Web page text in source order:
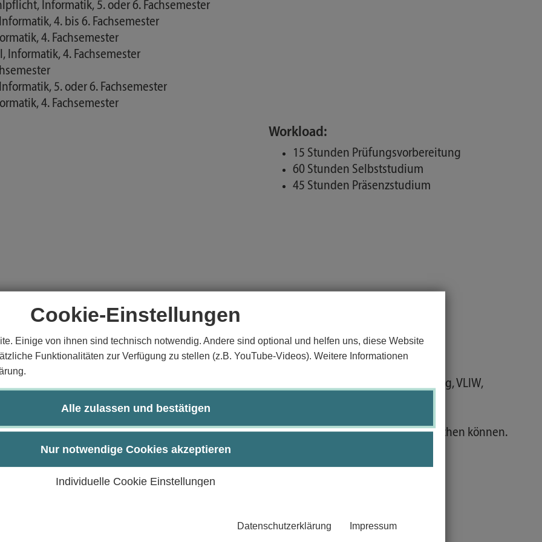
Cookie-Einstellungen
Einige von ihnen sind technisch notwendig. Andere sind optional und helfen uns, diese Website
Funktionalitäten zur Verfügung zu stellen (z.B. YouTube-Videos). Weitere Informationen
Alle zulassen und bestätigen
Nur notwendige Cookies akzeptieren
Individuelle Cookie Einstellungen
Datenschutzerklärung Impressum
Informatik, 5. oder 6. Fachsemester
4. bis 6. Fachsemester
4. Fachsemester
Informatik, 4. Fachsemester
5. oder 6. Fachsemester
4. Fachsemester
Workload:
15 Stunden Prüfungsvorbereitung
60 Stunden Selbststudium
45 Stunden Präsenzstudium
Prozessoren und die zugehörigen Verfahren zur Leistungssteigerung (Caches, Piplining, VLIW,
E/A-Geräte) erklären.
(Multiprozessoren, Multicomputer, Vektorrechner, Feldrechner etc.) erörtern und vergleichen können.
Monitoring, Warteschlangenmodelle etc.) einschätzen und anwenden.